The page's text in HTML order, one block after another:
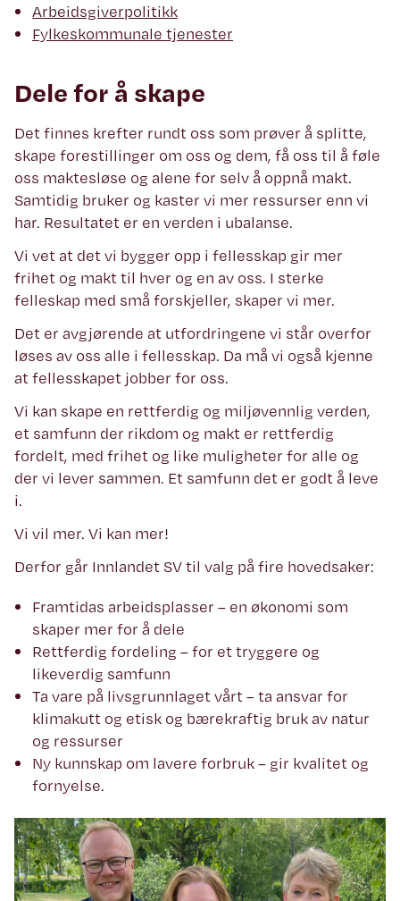
Arbeidsgiverpolitikk
Fylkeskommunale tjenester
Dele for å skape
Det finnes krefter rundt oss som prøver å splitte,
skape forestillinger om oss og dem, få oss til å føle
oss maktesløse og alene for selv å oppnå makt.
Samtidig bruker og kaster vi mer ressurser enn vi
har. Resultatet er en verden i ubalanse.
Vi vet at det vi bygger opp i fellesskap gir mer
frihet og makt til hver og en av oss. I sterke
felleskap med små forskjeller, skaper vi mer.
Det er avgjørende at utfordringene vi står overfor
løses av oss alle i fellesskap. Da må vi også kjenne
at fellesskapet jobber for oss.
Vi kan skape en rettferdig og miljøvennlig verden,
et samfunn der rikdom og makt er rettferdig
fordelt, med frihet og like muligheter for alle og
der vi lever sammen. Et samfunn det er godt å leve
i.
Vi vil mer. Vi kan mer!
Derfor går Innlandet SV til valg på fire hovedsaker:
Framtidas arbeidsplasser – en økonomi som
skaper mer for å dele
Rettferdig fordeling – for et tryggere og
likeverdig samfunn
Ta vare på livsgrunnlaget vårt – ta ansvar for
klimakutt og etisk og bærekraftig bruk av natur
og ressurser
Ny kunnskap om lavere forbruk – gir kvalitet og
fornyelse.